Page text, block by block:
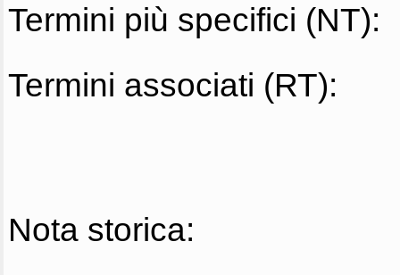
Termini più specifici (NT):
Termini associati (RT):
Nota storica: